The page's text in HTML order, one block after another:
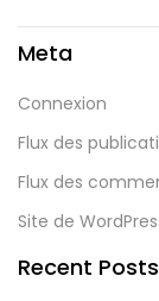
Meta
Connexion
Flux des
Flux des
Site de
Recent Posts